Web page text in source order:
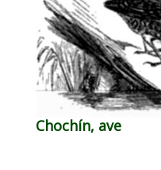
Chochín, ave